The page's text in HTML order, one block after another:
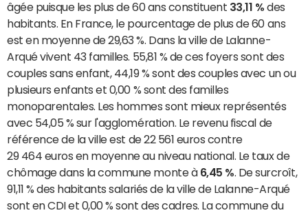
âgée puisque les plus de 60 ans constituent 33,11 % des
habitants. En France, le pourcentage de plus de 60 ans
est en moyenne de 29,63 %. Dans la ville de Lalanne-
Arqué vivent 43 familles. 55,81 % de ces foyers sont des
couples sans enfant, 44,19 % sont des couples avec un ou
plusieurs enfants et 0,00 % sont des familles
monoparentales. Les hommes sont mieux représentés
avec 54,05 % sur l'agglomération. Le revenu fiscal de
référence de la ville est de 22 561 euros contre
29 464 euros en moyenne au niveau national. Le taux de
chômage dans la commune monte à 6,45 % . De surcroît,
91,11 % des habitants salariés de la ville de Lalanne-Arqué
sont en CDI et 0,00 % sont des cadres. La commune du